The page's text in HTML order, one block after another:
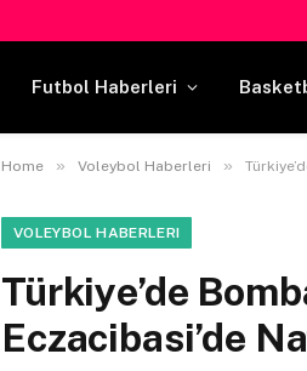
Futbol Haberleri
Home » Voleybol Haberleri »
VOLEYBOL HABERLERI
Türkiye’de
Eczacibasi’de